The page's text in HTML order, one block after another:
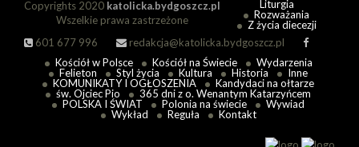
Copyrights 2020 katolicka.bydgoszcz.pl
Wszelkie prawa zastrzeżone
601 677 996
redakcja@katolicka.bydgoszcz.pl
Liturgia
Rozważania
Z życia diecezji
Kościół w Polsce Kościół na Świecie
Wydarzenia
Felieton
Styl życia Kultura Historia
Inne
KOMUNIKATY I OGŁOSZENIA
Kandydaci na ołtarze
św. Ojciec Pio
365 dni z o. Wenantym Katarzyńcem
POLSKA I ŚWIAT
Polonia na świecie
Wywiad
Wykład
Reguła Kontakt